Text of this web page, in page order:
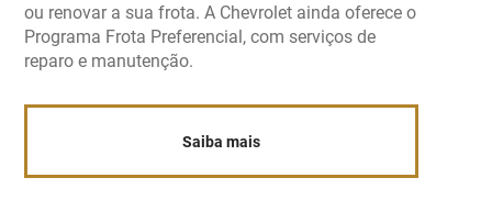
ou renovar a sua frota. A Chevrolet ainda oferece o
Programa Frota Preferencial, com serviços de
reparo e manutenção.
Saiba mais